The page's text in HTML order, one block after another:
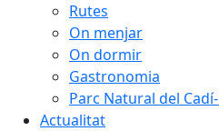
Rutes
On menjar
On dormir
Gastronomia
Parc Natural del
Actualitat